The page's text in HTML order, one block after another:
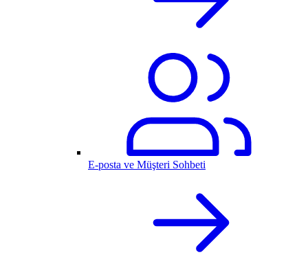
E-posta ve Müşteri Sohbeti